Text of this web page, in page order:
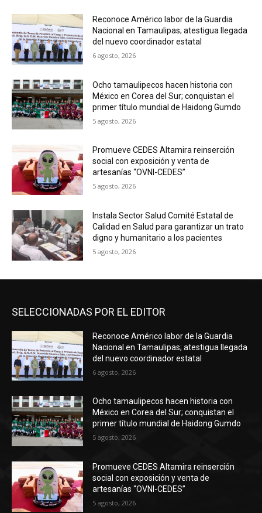
Reconoce Américo labor de la Guardia
Nacional en Tamaulipas; atestigua llegada
del nuevo coordinador estatal
6 agosto, 2026
Ocho tamaulipecos hacen historia con
México en Corea del Sur; conquistan el
primer título mundial de Haidong Gumdo
5 agosto, 2026
Promueve CEDES Altamira reinserción
social con exposición y venta de
artesanías “OVNI-CEDES”
5 agosto, 2026
Instala Sector Salud Comité Estatal de
Calidad en Salud para garantizar un trato
digno y humanitario a los pacientes
5 agosto, 2026
SELECCIONADAS POR EL EDITOR
Reconoce Américo labor de la Guardia
Nacional en Tamaulipas; atestigua llegada
del nuevo coordinador estatal
6 agosto, 2026
Ocho tamaulipecos hacen historia con
México en Corea del Sur; conquistan el
primer título mundial de Haidong Gumdo
5 agosto, 2026
Promueve CEDES Altamira reinserción
social con exposición y venta de
artesanías “OVNI-CEDES”
5 agosto, 2026